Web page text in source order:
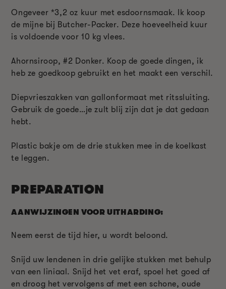
Ongeveer *3,2 oz kuur met esdoornsmaak. Ik koop
de mijne bij Butcher-Packer. Deze hoeveelheid kuur
is voldoende voor 10 kg vlees.
Ahornsiroop, #2 Donker. Koop de goede dingen, ik
heb ze goedkoop gebruikt en het maakt een verschil.
Diepvrieszakken van gallonformaat met ritssluiting.
Gebruik de goede…je zult blij zijn dat je dat gedaan
hebt.
Plastic bakje om de drie stukken mee in de koelkast
te leggen.
PREPARATION
AANWIJZINGEN VOOR UITHARDING:
Neem eerst de tijd hier, u wordt beloond.
Snijd uw lendenen in drie gelijke stukken met behulp
van een liniaal. Snijd het vet eraf, spoel het goed af
en droog het vervolgens af met een schone, oude